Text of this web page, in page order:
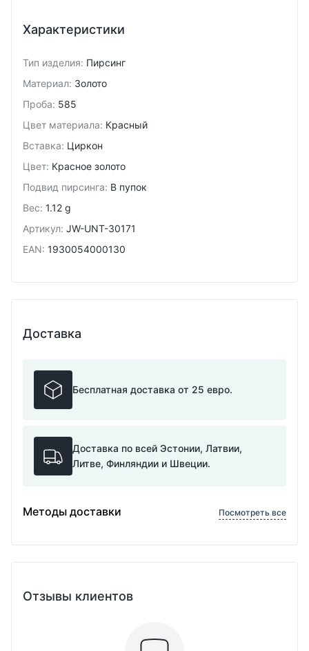
Характеристики
Тип изделия: Пирсинг
Материал: Золото
Проба: 585
Цвет материала: Красный
Вставка: Циркон
Цвет: Красное золото
Подвид пирсинга: В пупок
Вес: 1.12 g
Артикул: JW-UNT-30171
EAN: 1930054000130
Доставка
Бесплатная доставка от 25 евро.
Доставка по всей Эстонии, Латвии,
Литве, Финляндии и Швеции.
Методы доставки Посмотреть все
Отзывы клиентов